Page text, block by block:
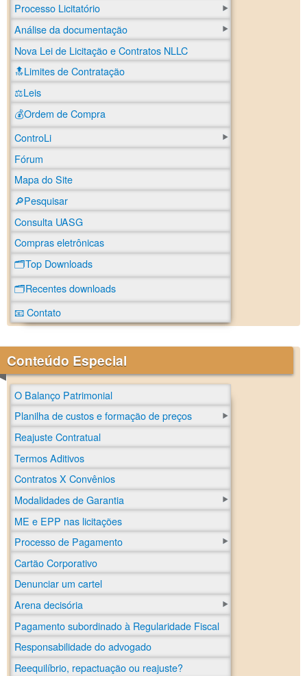
Processo Licitatório
Análise da documentação
Nova Lei de Licitação e Contratos NLLC
🔝Limites de Contratação
⚖️Leis
💰Ordem de Compra
ControLi
Fórum
Mapa do Site
🔎Pesquisar
Consulta UASG
Compras eletrônicas
🗂️Top Downloads
🗂️Recentes downloads
📧 Contato
Conteúdo Especial
O Balanço Patrimonial
Planilha de custos e formação de preços
Reajuste Contratual
Termos Aditivos
Contratos X Convênios
Modalidades de Garantia
ME e EPP nas licitações
Processo de Pagamento
Cartão Corporativo
Denunciar um cartel
Arena decisória
Pagamento subordinado à Regularidade Fiscal
Responsabilidade do advogado
Reequilíbrio, repactuação ou reajuste?